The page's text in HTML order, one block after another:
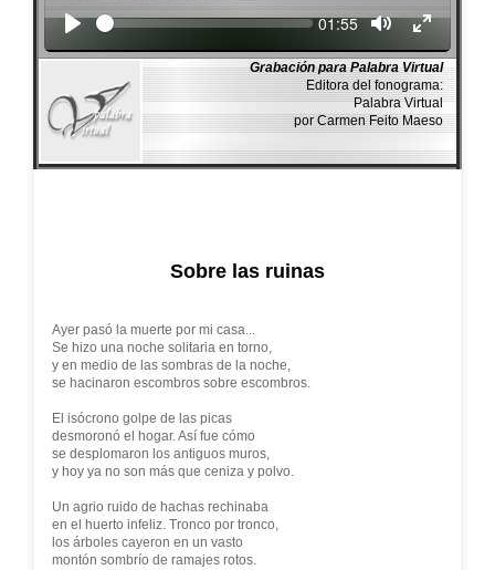
Seek Current
01:55
Grabación para Palabra Virtual
Editora del fonograma:
Palabra Virtual
por Carmen Feito Maeso
Sobre las ruinas
Ayer pasó la muerte por mi casa...
Se hizo una noche solitaria en torno,
y en medio de las sombras de la noche,
se hacinaron escombros sobre escombros.
El isócrono golpe de las picas
desmoronó el hogar. Así fue cómo
se desplomaron los antiguos muros,
y hoy ya no son más que ceniza y polvo.
Un agrio ruido de hachas rechinaba
en el huerto infeliz. Tronco por tronco,
los árboles cayeron en un vasto
montón sombrío de ramajes rotos.